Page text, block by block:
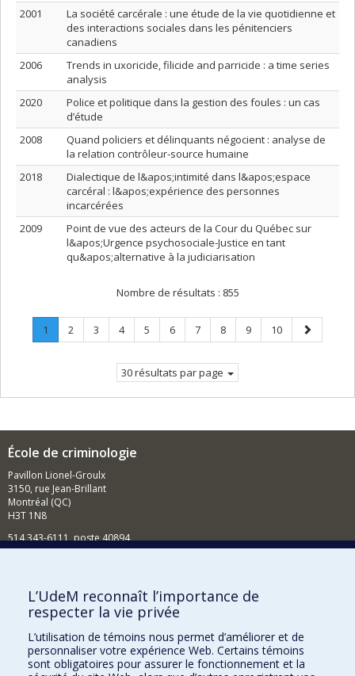
2001
La société carcérale : une étude de la vie quotidienne et
des interactions sociales dans les pénitenciers
canadiens
2006
Trends in uxoricide, filicide and parricide : a time series
analysis
2020
Police et politique dans la gestion des foules : un cas
d’étude
2008
Quand policiers et délinquants négocient : analyse de
la relation contrôleur-source humaine
2018
Dialectique de l&apos;intimité dans l&apos;espace
carcéral : l&apos;expérience des personnes
incarcérées
2009
Point de vue des acteurs de la Cour du Québec sur
l&apos;Urgence psychosociale-Justice en tant
qu&apos;alternative à la judiciarisation
Nombre de résultats : 855
Page
1
Page
Page
2 Page
3 Page
4 Page
5 Page
6 Page
7 Page
8 Page
9 Page
10
Page
suivante
30 résultats par page
École de criminologie
Pavillon Lionel-Groulx
3150, rue Jean-Brillant
Montréal (QC)
H3T 1N8
514 343-6111, poste 40894
Comment soutenir l'École?
BESOIN D'AIDE?
Plan du site
Signaler une erreur
L’UdeM reconnaît l’importance de
respecter la vie privée
L’utilisation de témoins nous permet d’améliorer et de
personnaliser votre expérience Web. Certains témoins
sont obligatoires pour assurer le fonctionnement et la